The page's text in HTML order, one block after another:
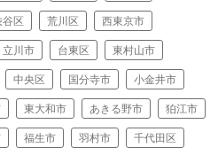
谷区 荒川区 西東京市
立川市 台東区 東村山市
中央区 国分寺市 小金井市
東大和市 あきる野市 狛江市
福生市 羽村市 千代田区